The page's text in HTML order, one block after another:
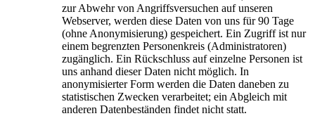
zur Abwehr von Angriffsversuchen auf unseren
Webserver, werden diese Daten von uns für 90 Tage
(ohne Anonymisierung) gespeichert. Ein Zugriff ist nur
einem begrenzten Personenkreis (Administratoren)
zugänglich. Ein Rückschluss auf einzelne Personen ist
uns anhand dieser Daten nicht möglich. In
anonymisierter Form werden die Daten daneben zu
statistischen Zwecken verarbeitet; ein Abgleich mit
anderen Datenbeständen findet nicht statt.